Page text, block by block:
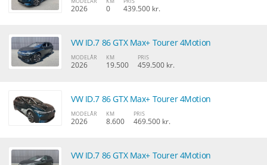
2026 0 439.500 kr.
VW ID.7 86 GTX Max+ Tourer 4Motion
MODELÅR
2026
KM
19.500
PRIS
459.500 kr.
VW ID.7 86 GTX Max+ Tourer 4Motion
MODELÅR
2026
KM
8.600
PRIS
469.500 kr.
VW ID.7 86 GTX Max+ Tourer 4Motion